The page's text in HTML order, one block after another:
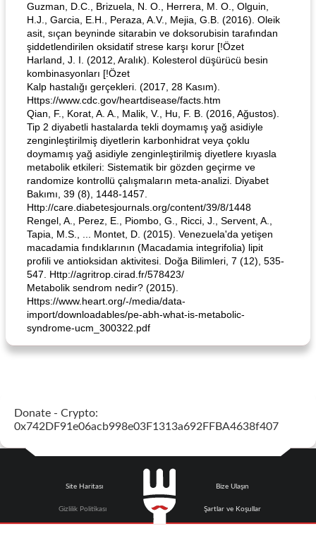
Guzman, D.C., Brizuela, N. O., Herrera, M. O., Olguin,
H.J., Garcia, E.H., Peraza, A.V., Mejia, G.B. (2016). Oleik
asit, sıçan beyninde sitarabin ve doksorubisin tarafından
şiddetlendirilen oksidatif strese karşı korur [!Özet
Harland, J. I. (2012, Aralık). Kolesterol düşürücü besin
kombinasyonları [!Özet
Kalp hastalığı gerçekleri. (2017, 28 Kasım).
Https://www.cdc.gov/heartdisease/facts.htm
Qian, F., Korat, A. A., Malik, V., Hu, F. B. (2016, Ağustos).
Tip 2 diyabetli hastalarda tekli doymamış yağ asidiyle
zenginleştirilmiş diyetlerin karbonhidrat veya çoklu
doymamış yağ asidiyle zenginleştirilmiş diyetlere kıyasla
metabolik etkileri: Sistematik bir gözden geçirme ve
randomize kontrollü çalışmaların meta-analizi. Diyabet
Bakımı, 39 (8), 1448-1457.
Http://care.diabetesjournals.org/content/39/8/1448
Rengel, A., Perez, E., Piombo, G., Ricci, J., Servent, A.,
Tapia, M.S., ... Montet, D. (2015). Venezuela'da yetişen
macadamia fındıklarının (Macadamia integrifolia) lipit
profili ve antioksidan aktivitesi. Doğa Bilimleri, 7 (12), 535-
547. Http://agritrop.cirad.fr/578423/
Metabolik sendrom nedir? (2015).
Https://www.heart.org/-/media/data-
import/downloadables/pe-abh-what-is-metabolic-
syndrome-ucm_300322.pdf
Donate - Crypto:
0x742DF91e06acb998e03F1313a692FFBA4638f407
Site Haritası
Gizlilik Politikası
Bize Ulaşın
Şartlar ve Koşullar